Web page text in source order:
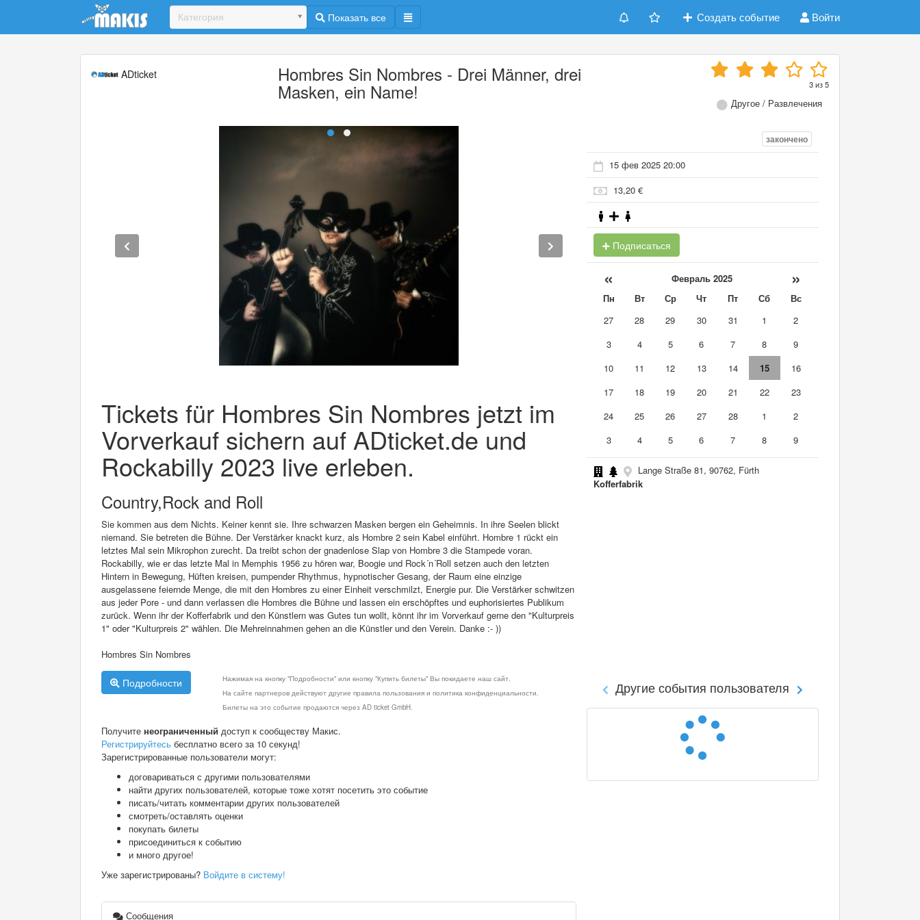
Update cookies preferences
Категория Показать все Создать событие Войти
ADticket Hombres Sin Nombres - Drei Männer, drei
Masken, ein Name! 3из5
Другое / Развлечения
Tickets für Hombres Sin Nombres jetzt im
Vorverkauf sichern auf ADticket.de und
Rockabilly 2023 live erleben.
Country,Rock and Roll
Sie kommen aus dem Nichts. Keiner kennt sie. Ihre schwarzen Masken bergen ein Geheimnis. In ihre Seelen blickt
niemand. Sie betreten die Bühne. Der Verstärker knackt kurz, als Hombre 2 sein Kabel einführt. Hombre 1 rückt ein
letztes Mal sein Mikrophon zurecht. Da treibt schon der gnadenlose Slap von Hombre 3 die Stampede voran.
Rockabilly, wie er das letzte Mal in Memphis 1956 zu hören war, Boogie und Rock´n´Roll setzen auch den letzten
Hintern in Bewegung, Hüften kreisen, pumpender Rhythmus, hypnotischer Gesang, der Raum eine einzige
ausgelassene feiernde Menge, die mit den Hombres zu einer Einheit verschmilzt, Energie pur. Die Verstärker schwitzen
aus jeder Pore - und dann verlassen die Hombres die Bühne und lassen ein erschöpftes und euphorisiertes Publikum
zurück. Wenn ihr der Kofferfabrik und den Künstlern was Gutes tun wollt, könnt ihr im Vorverkauf gerne den "Kulturpreis
1" oder "Kulturpreis 2" wählen. Die Mehreinnahmen gehen an die Künstler und den Verein. Danke :- ))
Hombres Sin Nombres
Подробности
Нажимая на кнопку "Подробности" или кнопку "Купить билеты" Вы покидаете наш сайт.
На сайте партнеров действуют другие правила пользования и политика конфиденциальности.
Билеты на это событие продаются через AD ticket GmbH.
Получите неограниченный доступ к сообществу Макис.
Регистрируйтесь бесплатно всего за 10 секунд!
Зарегистрированные пользователи могут:
договариваться с другими пользователями
найти других пользователей, которые тоже хотят посетить это событие
писать/читать комментарии других пользователей
смотреть/оставлять оценки
покупать билеты
присоединиться к событию
и много другое!
Уже зарегистрированы? Войдите в систему!
Сообщения
закончено
15 фев 2025 20:00
13,20 €
Подписаться
« Февраль 2025 »
Пн Вт Ср Чт Пт Сб
Вс
27
28 29 30 31 1
2
3
4 5 6 7 8
9
10
11 12 13 14 15
16
17
18 19 20 21 22
23
24
25 26 27 28 1
2
3
4 5 6 7 8 9
Lange Straße 81, 90762, Fürth
Kofferfabrik
Другие события пользователя